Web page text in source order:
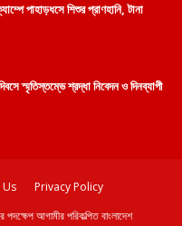
পাহাড়ধসে শিশুর প্রাণহানি, টানা
স্মৃতিস্তম্ভে শ্রদ্ধা নিবেদন ও দিনব্যাপী
Privacy Policy
পদক্ষেপ আগামীর পরিকল্পিত বাংলাদেশ